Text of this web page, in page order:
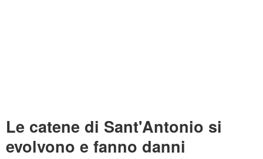
Le catene di Sant'Antonio si
evolvono e fanno danni